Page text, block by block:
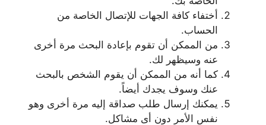
أختفاء كافة الجهات للإتصال الخاصة من
الحساب.
من الممكن أن تقوم بإعادة البحث مرة أخرى
عنه وسيظهر لك.
كما أنه من الممكن أن يقوم الشخص بالبحث
عنك وسوف يجدك أيضاً.
يمكنك إرسال طلب صداقة إليه مرة أخرى وهو
نفس الأمر دون أى مشاكل.